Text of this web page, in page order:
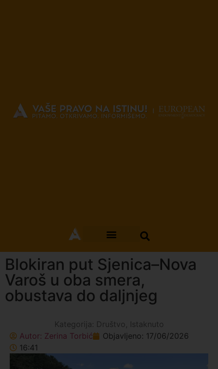
Blokiran put Sjenica–Nova
Varoš u oba smera,
obustava do daljnjeg
Kategorija: Društvo , Istaknuto
Autor: Zerina Torbić Objavljeno: 17/06/2026
16:41